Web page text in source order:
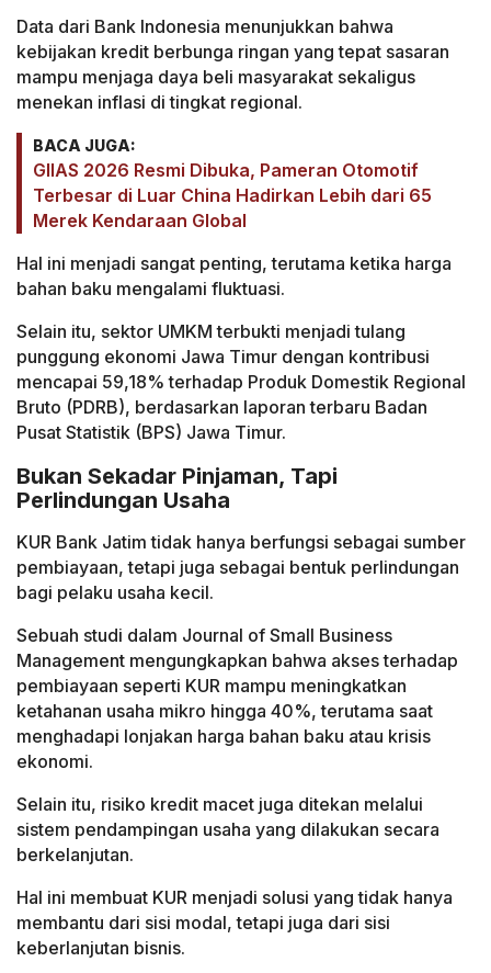
Data dari Bank Indonesia menunjukkan bahwa
kebijakan kredit berbunga ringan yang tepat sasaran
mampu menjaga daya beli masyarakat sekaligus
menekan inflasi di tingkat regional.
BACA JUGA:
GIIAS 2026 Resmi Dibuka, Pameran Otomotif
Terbesar di Luar China Hadirkan Lebih dari 65
Merek Kendaraan Global
Hal ini menjadi sangat penting, terutama ketika harga
bahan baku mengalami fluktuasi.
Selain itu, sektor UMKM terbukti menjadi tulang
punggung ekonomi Jawa Timur dengan kontribusi
mencapai 59,18% terhadap Produk Domestik Regional
Bruto (PDRB), berdasarkan laporan terbaru Badan
Pusat Statistik (BPS) Jawa Timur.
Bukan Sekadar Pinjaman, Tapi
Perlindungan Usaha
KUR Bank Jatim tidak hanya berfungsi sebagai sumber
pembiayaan, tetapi juga sebagai bentuk perlindungan
bagi pelaku usaha kecil.
Sebuah studi dalam Journal of Small Business
Management mengungkapkan bahwa akses terhadap
pembiayaan seperti KUR mampu meningkatkan
ketahanan usaha mikro hingga 40%, terutama saat
menghadapi lonjakan harga bahan baku atau krisis
ekonomi.
Selain itu, risiko kredit macet juga ditekan melalui
sistem pendampingan usaha yang dilakukan secara
berkelanjutan.
Hal ini membuat KUR menjadi solusi yang tidak hanya
membantu dari sisi modal, tetapi juga dari sisi
keberlanjutan bisnis.